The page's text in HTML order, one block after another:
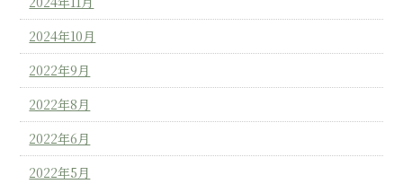
2024年10月
2022年9月
2022年8月
2022年6月
2022年5月